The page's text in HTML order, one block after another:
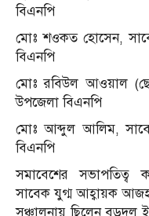
বিএনপি
মোঃ শওকত হোসেন,
বিএনপি
মোঃ রবিউল আওয়াল
উপজেলা বিএনপি
মোঃ আব্দুল আলিম,
বিএনপি
সমাবেশের সভাপতিত্ব
সাবেক যুগ্ম আহ্বায়ক
সঞ্চালনায় ছিলেন বড়দল